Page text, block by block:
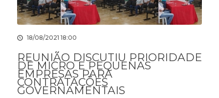
18/08/2021 18:00
REUNIÃO DISCUTIU PRIORIDADE
DE MICRO E PEQUENAS
EMPRESAS PARA
CONTRATAÇÕES
GOVERNAMENTAIS